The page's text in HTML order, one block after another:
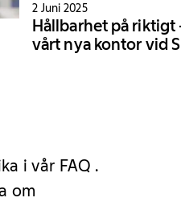
2 Juni 2025
Hållbarhet på riktigt
vårt nya kontor vid
i vår FAQ .
om